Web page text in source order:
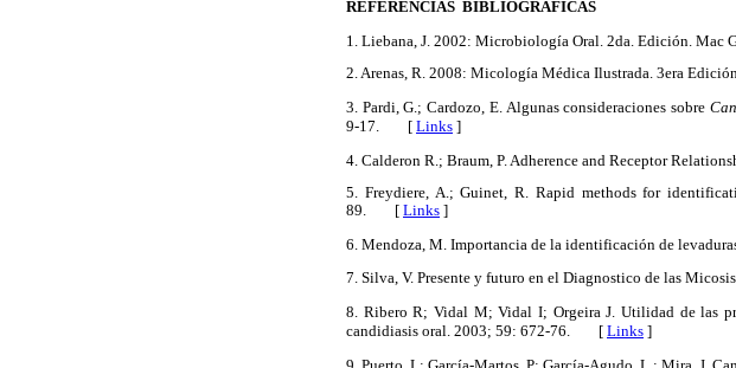
REFERENCIAS BIBLIOGRÁFICAS
1. Liebana, J. 2002: Microbiología Oral. 2da. Edición.
2. Arenas, R. 2008: Micología Médica Ilustrada. 3era
3. Pardi, G.; Cardozo, E. Algunas consideraciones sobre
9-17. [ Links ]
4. Calderon R.; Braum, P. Adherence and Receptor
5. Freydiere, A.; Guinet, R. Rapid methods for
89. [ Links ]
6. Mendoza, M. Importancia de la identificación de
7. Silva, V. Presente y futuro en el Diagnostico de las
8. Ribero R; Vidal M; Vidal I; Orgeira J. Utilidad de las
candidiasis oral. 2003; 59: 672-76. [ Links ]